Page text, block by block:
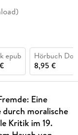
epub
Hörbuch
8,95 €
Eine
durch moralische
Kritik im 19.